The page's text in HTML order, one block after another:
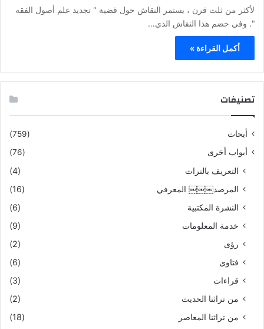
لأكثر من ثلث قرن ، يستمر النقاش حول قضية " تجديد علم أصول الفقه
". وفي خضم هذا النقاش الذي…
أكمل القراءة »
تصنيفات
أبحاث
(759)
أبواب أخرى
(76)
التعريف بالتراث
(4)
المرصد￼￼￼ المعرفي
(16)
النشرة المكتبية
(6)
خدمة المعلومات
(9)
رؤى
(2)
فتاوى
(6)
قراءات
(3)
من تراثنا الحديث
(2)
من تراثنا المعاصر
(18)